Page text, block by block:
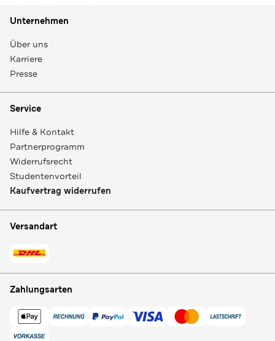
Unternehmen
Über uns
Karriere
Presse
Service
Hilfe & Kontakt
Partnerprogramm
Widerrufsrecht
Studentenvorteil
Kaufvertrag widerrufen
Versandart
Zahlungsarten